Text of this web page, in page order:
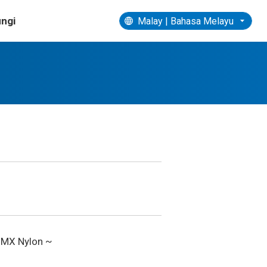
dan Kebersihan Ke Arah Kelestarian
Malay | Bahasa Melayu
Nylon ~